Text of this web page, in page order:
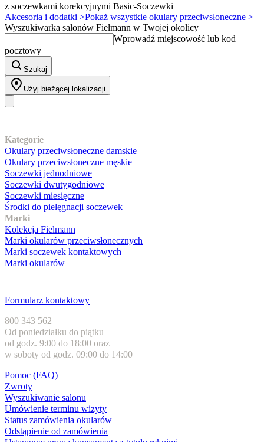
z soczewkami korekcyjnymi Basic-Soczewki
Akcesoria i dodatki >Pokaż wszystkie okulary przeciwsłoneczne >
Wyszukiwarka salonów Fielmann w Twojej okolicy
Wprowadź miejscowość lub kod
pocztowy
Szukaj
Użyj bieżącej lokalizacji
Kategorie
Okulary przeciwsłoneczne damskie
Okulary przeciwsłoneczne męskie
Soczewki jednodniowe
Soczewki dwutygodniowe
Soczewki miesięczne
Środki do pielęgnacji soczewek
Marki
Kolekcja Fielmann
Marki okularów przeciwsłonecznych
Marki soczewek kontaktowych
Marki okularów
Formularz kontaktowy
800 343 562
Od poniedziałku do piątku
od godz. 9:00 do 18:00 oraz
w soboty od godz. 09:00 do 14:00
Pomoc (FAQ)
Zwroty
Wyszukiwanie salonu
Umówienie terminu wizyty
Status zamówienia okularów
Odstąpienie od zamówienia